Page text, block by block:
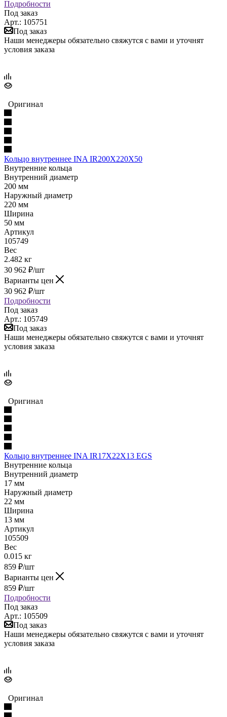
Подробности
Под заказ
Арт.: 105751
Под заказ
Наши менеджеры обязательно свяжутся с вами и уточнят
условия заказа
Оригинал
Кольцо внутреннее INA IR200X220X50
Внутренние кольца
Внутренний диаметр
200 мм
Наружный диаметр
220 мм
Ширина
50 мм
Артикул
105749
Вес
2.482 кг
30 962 ₽/шт
Варианты цен
30 962 ₽/шт
Подробности
Под заказ
Арт.: 105749
Под заказ
Наши менеджеры обязательно свяжутся с вами и уточнят
условия заказа
Оригинал
Кольцо внутреннее INA IR17X22X13 EGS
Внутренние кольца
Внутренний диаметр
17 мм
Наружный диаметр
22 мм
Ширина
13 мм
Артикул
105509
Вес
0.015 кг
859 ₽/шт
Варианты цен
859 ₽/шт
Подробности
Под заказ
Арт.: 105509
Под заказ
Наши менеджеры обязательно свяжутся с вами и уточнят
условия заказа
Оригинал